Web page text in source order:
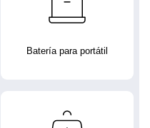
Batería para portátil